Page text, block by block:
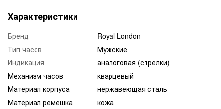
Характеристики
Бренд
Royal London
Тип часов
Мужские
Индикация
аналоговая (стрелки)
Механизм часов
кварцевый
Материал корпуса
нержавеющая сталь
Материал ремешка
кожа